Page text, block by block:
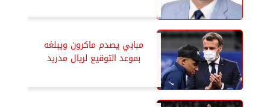
مبابي يصدم ماكرون ويبلغه
بموعد التوقيع لريال مدريد